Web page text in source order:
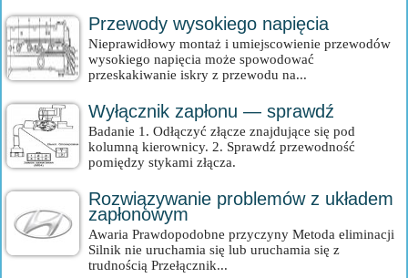
Przewody wysokiego napięcia
Nieprawidłowy montaż i umiejscowienie przewodów
wysokiego napięcia może spowodować
przeskakiwanie iskry z przewodu na...
Wyłącznik zapłonu — sprawdź
Badanie 1. Odłączyć złącze znajdujące się pod
kolumną kierownicy. 2. Sprawdź przewodność
pomiędzy stykami złącza.
Rozwiązywanie problemów z układem
zapłonowym
Awaria Prawdopodobne przyczyny Metoda eliminacji
Silnik nie uruchamia się lub uruchamia się z
trudnością Przełącznik...